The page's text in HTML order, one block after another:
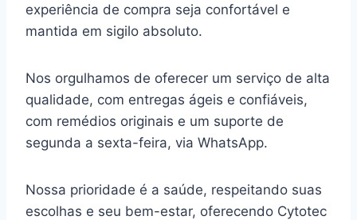
experiência de compra seja confortável e
mantida em sigilo absoluto.
Nos orgulhamos de oferecer um serviço de alta
qualidade, com entregas ágeis e confiáveis,
com remédios originais e um suporte de
segunda a sexta-feira, via WhatsApp.
Nossa prioridade é a saúde, respeitando suas
escolhas e seu bem-estar, oferecendo Cytotec